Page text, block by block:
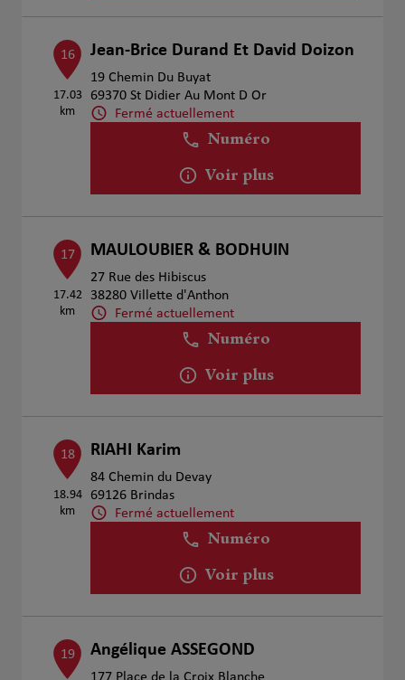
16
17.03
km
Jean-Brice Durand Et David Doizon
19 Chemin Du Buyat
69370 St Didier Au Mont D Or
Fermé actuellement
Numéro
Voir plus
17
17.42
km
MAULOUBIER & BODHUIN
27 Rue des Hibiscus
38280 Villette d'Anthon
Fermé actuellement
Numéro
Voir plus
18
18.94
km
RIAHI Karim
84 Chemin du Devay
69126 Brindas
Fermé actuellement
Numéro
Voir plus
19 Angélique ASSEGOND